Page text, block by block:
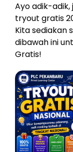
Ayo adik-
tryout gratis
Kita sediakan
dibawah ini
Gratis!